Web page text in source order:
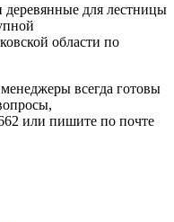
деревянные для лестницы
области по
всегда готовы
или пишите по почте